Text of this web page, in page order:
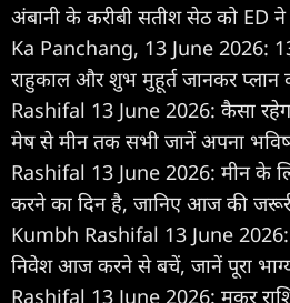
अंबानी के करीबी सतीश सेठ को ED ने
Ka Panchang, 13 June 2026:
राहुकाल और शुभ मुहूर्त जानकर प्लान
Rashifal 13 June 2026: कैसा
मेष से मीन तक सभी जानें अपना
Rashifal 13 June 2026: मीन के
करने का दिन है, जान‍िए आज की
Kumbh Rashifal 13 June
निवेश आज करने से बचें, जानें पूरा
Rashifal 13 June 2026: मकर